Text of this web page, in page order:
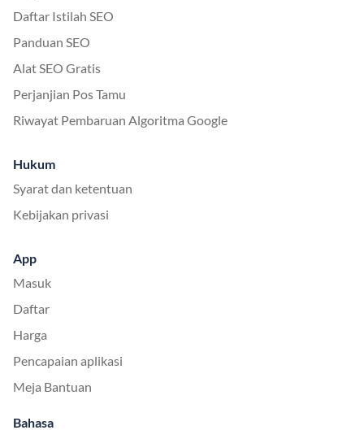
Daftar Istilah SEO
Panduan SEO
Alat SEO Gratis
Perjanjian Pos Tamu
Riwayat Pembaruan Algoritma Google
Hukum
Syarat dan ketentuan
Kebijakan privasi
App
Masuk
Daftar
Harga
Pencapaian aplikasi
Meja Bantuan
Bahasa